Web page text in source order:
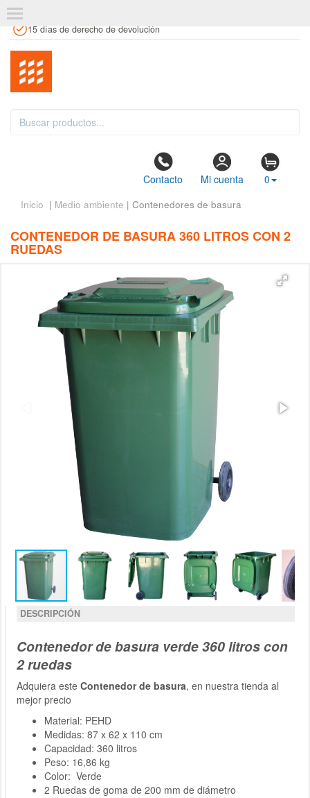
15 días de derecho de devolución
Contacto Mi cuenta 0
Inicio | Medio ambiente | Contenedores de basura
CONTENEDOR DE BASURA 360 LITROS CON 2
RUEDAS
DESCRIPCIÓN
Contenedor de basura verde 360 litros con
2 ruedas
Adquiera este Contenedor de basura, en nuestra tienda al
mejor precio
Material: PEHD
Medidas: 87 x 62 x 110 cm
Capacidad: 360 litros
Peso: 16,86 kg
Color: Verde
2 Ruedas de goma de 200 mm de diámetro